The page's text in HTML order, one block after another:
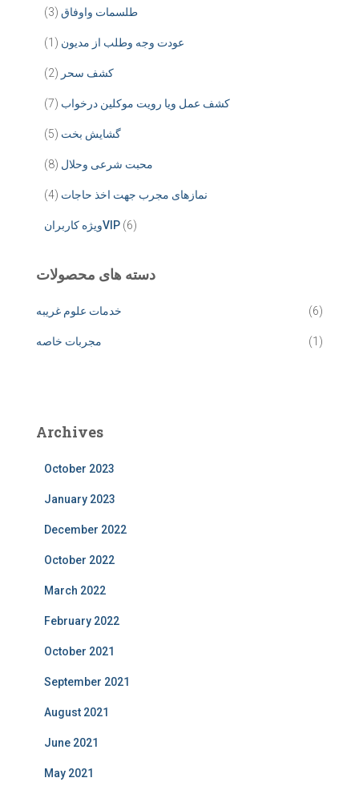
طلسمات واوفاق (3)
عودت وجه وطلب از مدیون (1)
کشف سحر (2)
کشف عمل ویا رویت موکلین درخواب (7)
گشایش بخت (5)
محبت شرعی وحلال (8)
نمازهای مجرب جهت اخذ حاجات (4)
ویژه کاربرانVIP (6)
دسته های محصولات
خدمات علوم غریبه (6)
مجربات خاصه (1)
Archives
October 2023
January 2023
December 2022
October 2022
March 2022
February 2022
October 2021
September 2021
August 2021
June 2021
May 2021